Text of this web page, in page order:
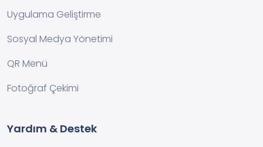
Uygulama Geliştirme
Sosyal Medya Yönetimi
QR Menü
Fotoğraf Çekimi
Yardım & Destek